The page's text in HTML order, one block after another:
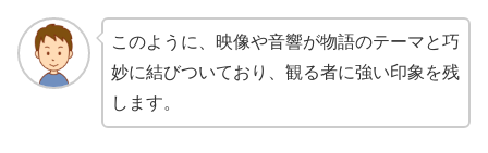
このように、映像や音響が物語のテーマと巧
妙に結びついており、観る者に強い印象を残
します。